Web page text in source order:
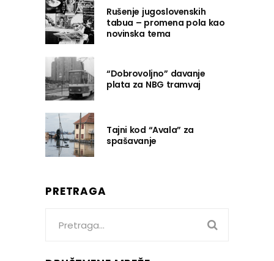
Rušenje jugoslovenskih
tabua – promena pola kao
novinska tema
“Dobrovoljno” davanje
plata za NBG tramvaj
Tajni kod “Avala” za
spašavanje
PRETRAGA